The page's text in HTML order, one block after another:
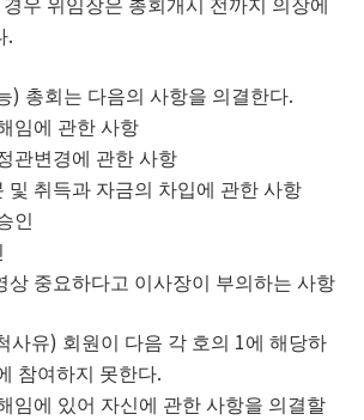
경우 위임장은 총회개시 전까지 의장에
.
) 총회는 다음의 사항을 의결한다.
임에 관한 사항
관변경에 관한 사항
및 취득과 자금의 차입에 관한 사항
인
상 중요하다고 이사장이 부의하는 사항
사유) 회원이 다음 각 호의 1에 해당하
참여하지 못한다.
임에 있어 자신에 관한 사항을 의결할